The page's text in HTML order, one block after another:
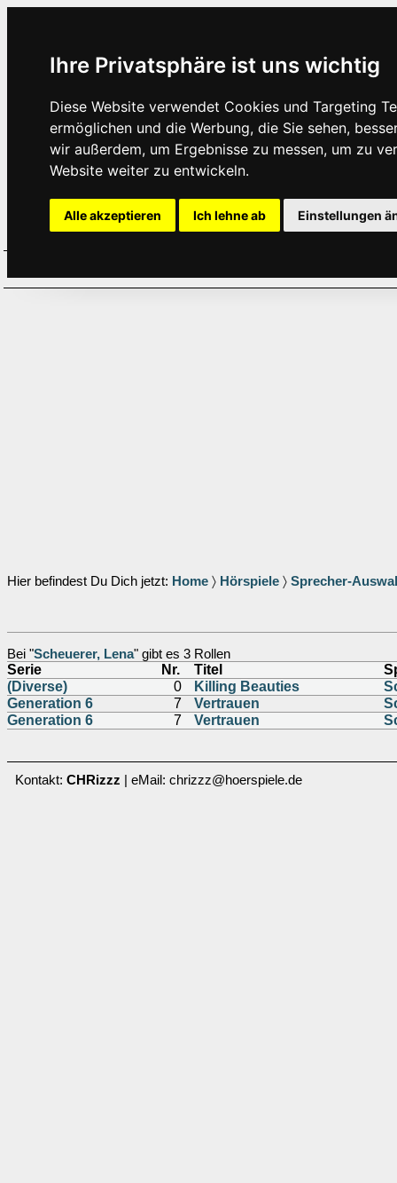
Ihre Privatsphäre ist uns wichtig
Diese Website verwendet Cookies und Targeting
ermöglichen und die Werbung, die Sie sehen,
wir außerdem, um Ergebnisse zu messen, um zu
Website weiter zu entwickeln.
Alle akzeptieren Ich lehne ab Einstellungen
Hier befindest Du Dich jetzt: Home 〉 Hörspiele 〉 Sprecher-
Bei "Scheuerer, Lena" gibt es 3 Rollen
Serie Nr. Titel
(Diverse)
0 Killing Beauties
Generation 6
7 Vertrauen
Generation 6
7 Vertrauen
Kontakt: CHRizzz | eMail: chrizzz@hoerspiele.de